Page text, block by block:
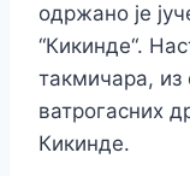
одржано је
“Кикинде“.
такмичара,
ватрогасних
Кикинде.